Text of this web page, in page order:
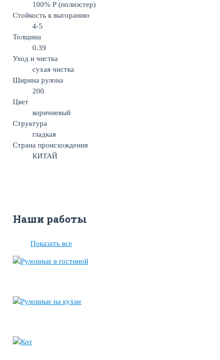
100% Р (полиэстер)
Стойкость к выгоранию
4-5
Толщина
0.39
Уход и чистка
сухая чистка
Ширина рулона
200
Цвет
коричневый
Структура
гладкая
Страна происхождения
КИТАЙ
Наши работы
Показать все